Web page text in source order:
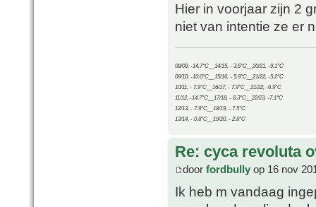
Hier in voorjaar zijn 2
niet van intentie ze er
08/09, -14.7°C__14/15, - 3.6°C__20/21, -9.1°C
09/10, -10.0°C__15/16, - 5.9°C__21/22, -5.2°C
10/11, - 7.9°C__16/17, - 7.9°C__21/22, -6.9°C
11/12, -14.7°C__17/18, - 8.3°C__22/23, -7.1°C
12/13, - 7.9°C__18/19, - 7.5°C
13/14, - 0.8°C__19/20, - 2.8°C
Re: cyca revoluta
door fordbully op 16 nov
Ik heb m vandaag